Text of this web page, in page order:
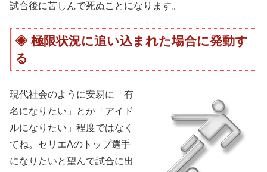
試合後に苦しんで死ぬことになります。
極限状況に追い込まれた場合に発動す
る
現代社会のように安易に「有
名になりたい」とか「アイド
ルになりたい」程度ではなく
てね。セリエAのトップ選手
になりたいと望んで試合に出